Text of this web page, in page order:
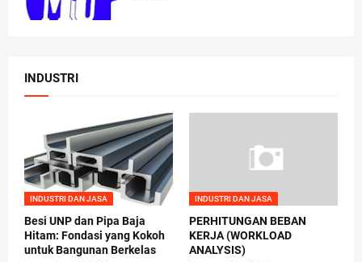
INDUSTRI
INDUSTRI DAN JASA
Besi UNP dan Pipa Baja
Hitam: Fondasi yang Kokoh
untuk Bangunan Berkelas
INDUSTRI DAN JASA
PERHITUNGAN BEBAN
KERJA (WORKLOAD
ANALYSIS)